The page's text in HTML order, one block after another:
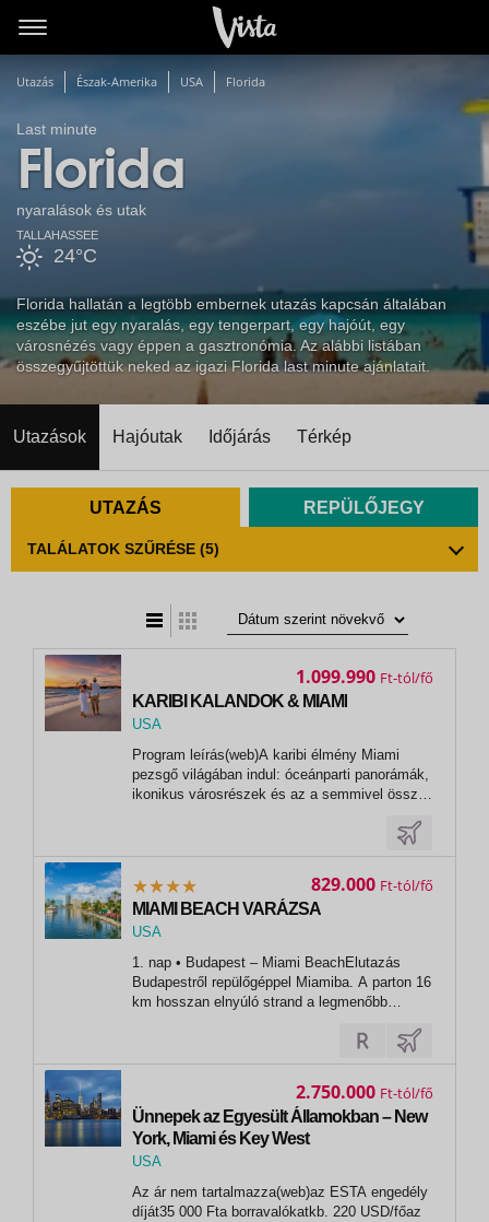
Utazás Észak-Amerika USA Florida
Last minute
Florida
nyaralások és utak
24°C
TALLAHASSEE
Florida hallatán a legtöbb embernek utazás kapcsán általában
eszébe jut egy nyaralás, egy tengerpart, egy hajóút, egy
városnézés vagy éppen a gasztronómia. Az alábbi listában
összegyűjtöttük neked az igazi Florida last minute ajánlatait.
Utazások Hajóutak Időjárás Térkép
UTAZÁS REPÜLŐJEGY
TALÁLATOK SZŰRÉSE (5)
KARIBI KALANDOK & MIAMI
USA
Program leírás(web)A karibi élmény Miami
pezsgő világában indul: óceánparti panorámák,
ikonikus városrészek és az a semmivel össze
hangulatot a nagy kalandhoz. Vár ránk a Royal
Caribbean legendás Allure of the Seas
1.099.990 Ft
MIAMI BEACH VARÁZSA
USA
Miami
1. nap • Budapest – Miami BeachElutazás
Budapestről repülőgéppel Miamiba. A parton 16
km hosszan elnyúló strand a legmenőbb
éttermek, bárok, sörözők, vendéglők, kávézók
váltják egymást. Transzfer a szállodába. Öt
829.000 Ft
Ünnepek az Egyesült Államokban – New
York, Miami és Key West
USA
New York
Az ár nem tartalmazza(web)az ESTA engedély
díját35 000 Fta borravalókatkb. 220 USD/főaz
2.750.000 Ft